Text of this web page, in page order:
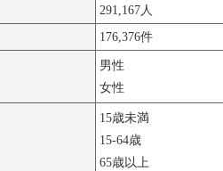
291,167人
176,376件
男性
女性
15歳未満
15-64歳
65歳以上